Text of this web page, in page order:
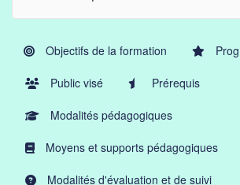
Objectifs de la formation
Public visé Prérequis
Modalités pédagogiques
Moyens et supports pédagogiques
Modalités d'évaluation et de suivi